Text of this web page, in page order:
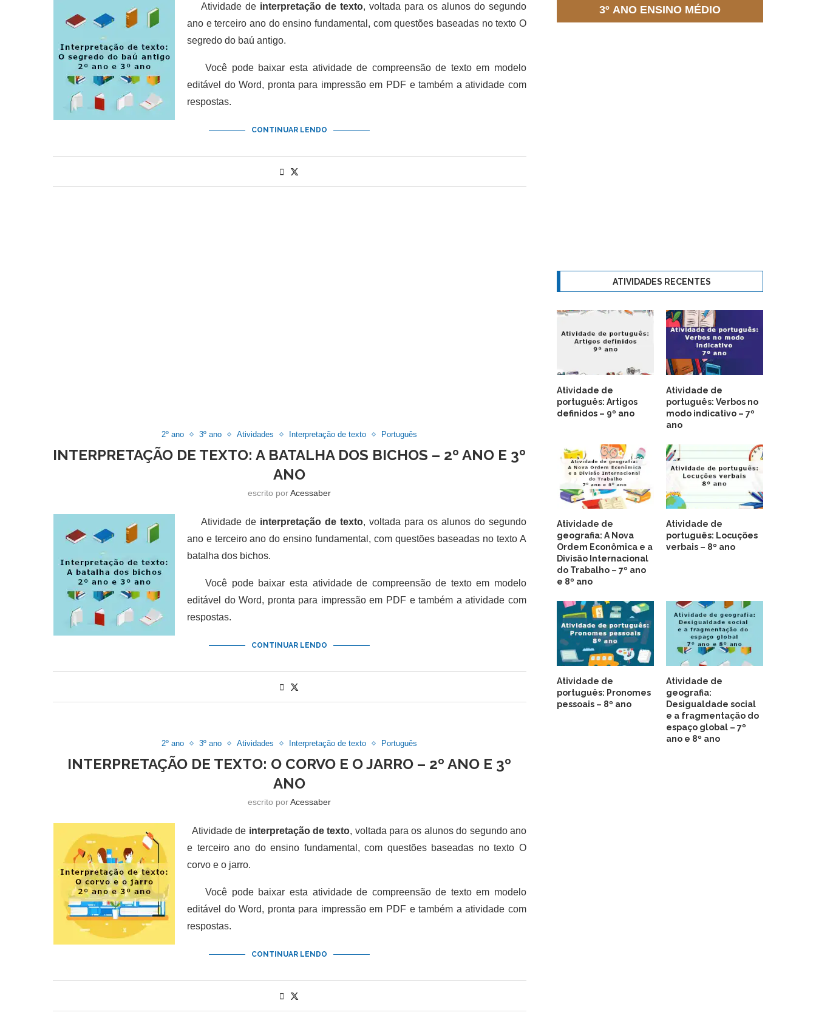
Atividade de interpretação de texto, voltada para os alunos do segundo
ano e terceiro ano do ensino fundamental, com questões baseadas no texto O
segredo do baú antigo.
Você pode baixar esta atividade de compreensão de texto em modelo
editável do Word, pronta para impressão em PDF e também a atividade com
respostas.
CONTINUAR LENDO
2º ano 3º ano Atividades Interpretação de texto Português
INTERPRETAÇÃO DE TEXTO: A BATALHA DOS BICHOS – 2º ANO E 3º
ANO
escrito porAcessaber
Atividade de interpretação de texto, voltada para os alunos do segundo
ano e terceiro ano do ensino fundamental, com questões baseadas no texto A
batalha dos bichos.
Você pode baixar esta atividade de compreensão de texto em modelo
editável do Word, pronta para impressão em PDF e também a atividade com
respostas.
CONTINUAR LENDO
2º ano 3º ano Atividades Interpretação de texto Português
INTERPRETAÇÃO DE TEXTO: O CORVO E O JARRO – 2º ANO E 3º
ANO
escrito porAcessaber
Atividade de interpretação de texto, voltada para os alunos do segundo ano
e terceiro ano do ensino fundamental, com questões baseadas no texto O
corvo e o jarro.
Você pode baixar esta atividade de compreensão de texto em modelo
editável do Word, pronta para impressão em PDF e também a atividade com
respostas.
CONTINUAR LENDO
3º ANO ENSINO MÉDIO
ATIVIDADES RECENTES
Atividade de
português: Artigos
definidos – 9º ano
Atividade de
português: Verbos no
modo indicativo – 7º
ano
Atividade de
geografia: A Nova
Ordem Econômica e a
Divisão Internacional
do Trabalho – 7º ano
e 8º ano
Atividade de
português: Locuções
verbais – 8º ano
Atividade de
português: Pronomes
pessoais – 8º ano
Atividade de
geografia:
Desigualdade social
e a fragmentação do
espaço global – 7º
ano e 8º ano